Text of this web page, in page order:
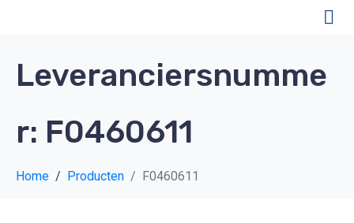
Leveranciersnumme
r: F0460611
Home Producten F0460611